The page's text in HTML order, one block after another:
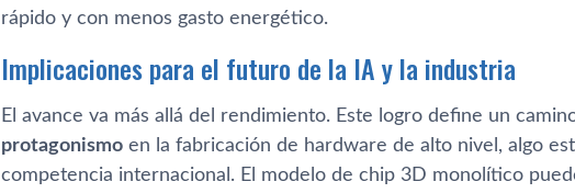
rápido y con menos gasto energético.
Implicaciones para el futuro de la IA y la industria
El avance va más allá del rendimiento. Este logro define un
protagonismo en la fabricación de hardware de alto nivel, algo
competencia internacional. El modelo de chip 3D monolítico